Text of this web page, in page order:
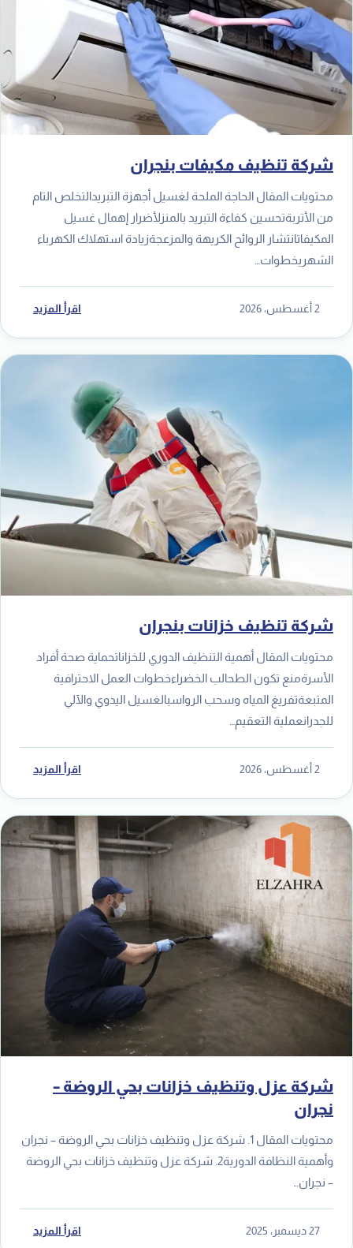
شركة تنظيف مكيفات بنجران
محتويات المقال الحاجة الملحة لغسيل أجهزة التبريدالتخلص التام
من الأتربةتحسين كفاءة التبريد بالمنزلأضرار إهمال غسيل
المكيفاتانتشار الروائح الكريهة والمزعجةزيادة استهلاك الكهرباء
الشهريخطوات…
2 أغسطس، 2026 اقرأ المزيد
شركة تنظيف خزانات بنجران
محتويات المقال أهمية التنظيف الدوري للخزاناتحماية صحة أفراد
الأسرةمنع تكون الطحالب الخضراءخطوات العمل الاحترافية
المتبعةتفريغ المياه وسحب الرواسبالغسيل اليدوي والآلي
للجدرانعملية التعقيم…
2 أغسطس، 2026 اقرأ المزيد
شركة عزل وتنظيف خزانات بحي الروضة –
نجران
محتويات المقال 1. شركة عزل وتنظيف خزانات بحي الروضة – نجران
وأهمية النظافة الدورية2. شركة عزل وتنظيف خزانات بحي الروضة
– نجران…
27 ديسمبر، 2025 اقرأ المزيد